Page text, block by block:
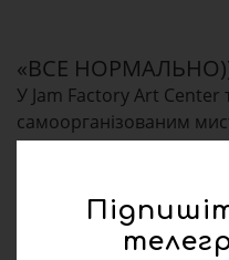
«ВСЕ
У Jam Factory Art Center
самоорганізованим
продовжують творити
Проєкт відображає
пошук внутрішньої
відвідати з 12:00 до
Хмельницького, 124).